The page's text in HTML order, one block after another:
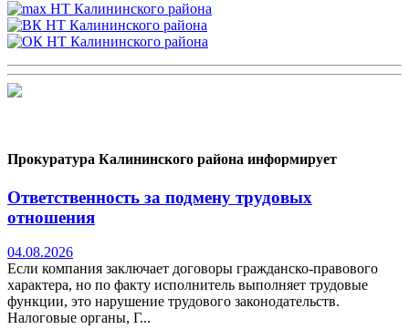
Прокуратура Калининского района информирует
Ответственность за подмену трудовых
отношения
04.08.2026
Если компания заключает договоры гражданско-правового
характера, но по факту исполнитель выполняет трудовые
функции, это нарушение трудового законодательств.
Налоговые органы, Г...